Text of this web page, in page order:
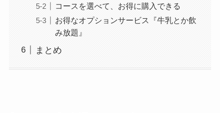
コースを選べて、お得に購入できる
お得なオプションサービス『牛乳とか飲
み放題』
まとめ